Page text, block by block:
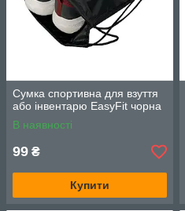
Сумка спортивна для взуття
або інвентарю EasyFit чорна
В наявності
99 ₴
Купити